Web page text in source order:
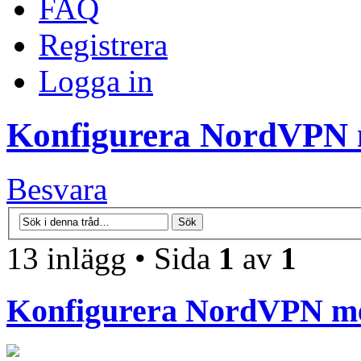
FAQ
Registrera
Logga in
Konfigurera NordVPN
Besvara
13 inlägg • Sida 1 av 1
Konfigurera NordVPN